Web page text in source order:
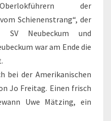
der
Schienenstrang“, der
SV Neubeckum und
war am Ende die
bei der Amerikanischen
Jo Freitag. Einen frisch
Uwe Mätzing, ein